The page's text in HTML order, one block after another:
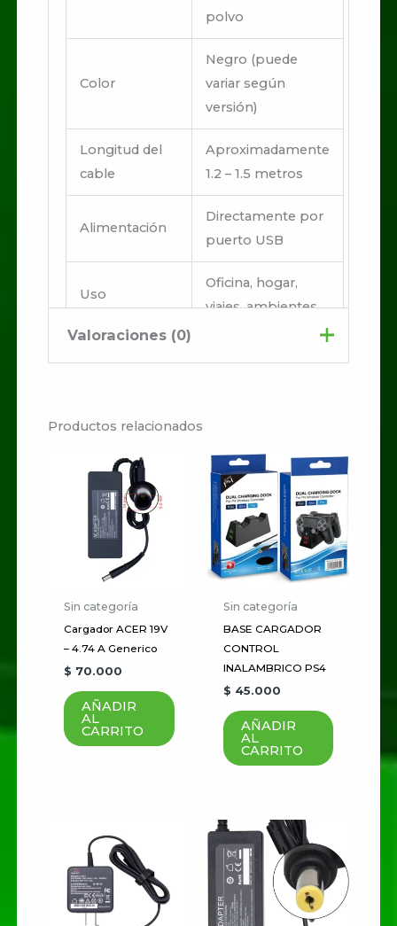
polvo
Color
Negro (puede
variar según
versión)
Longitud del
cable
Aproximadamente
1.2 – 1.5 metros
Alimentación
Directamente por
puerto USB
Uso
Oficina, hogar,
viajes, ambientes
industriales ligeros
Valoraciones (0)
Sé el primero en valorar
“Teclado Flexible Wit”
Tu dirección de correo
electrónico no será publicada.
Los campos obligatorios están
marcados con
Tu
puntuación
Correo electrónico
Productos relacionados
Sin categoría
Cargador ACER 19V
– 4.74 A Generico
$ 70.000
AÑADIR
AL
CARRITO
Sin categoría
BASE CARGADOR
CONTROL
INALAMBRICO PS4
$ 45.000
AÑADIR
AL
CARRITO